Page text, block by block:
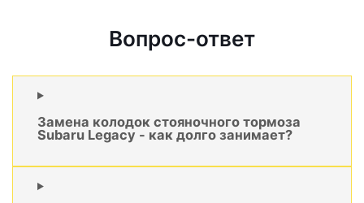
Вопрос-ответ
Замена колодок стояночного тормоза
Subaru Legacy - как долго занимает?